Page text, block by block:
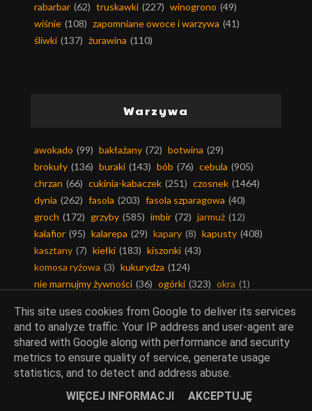
rabarbar (62) truskawki (227) winogrono (49)
wiśnie (108) zapomniane owoce i warzywa (41)
śliwki (137) żurawina (110)
Warzywa
awokado (99) bakłażany (72) botwina (29)
brokuły (136) buraki (143) bób (76) cebula (905)
chrzan (66) cukinia-kabaczek (251) czosnek (1464)
dynia (262) fasola (203) fasola szparagowa (40)
groch (172) grzyby (585) imbir (72) jarmuż (12)
kalafior (95) kalarepa (29) kapary (8) kapusty (408)
kasztany (7) kiełki (183) kiszonki (43)
komosa ryżowa (3) kukurydza (124)
nie marnujmy żywności (36) ogórki (323) okra (1)
plantany (6) pomidory (999) pory (197) rabarbar (62)
rukola (43) rzepa (31) rzodkiewki (43) sałaty (207)
sezam
szparagi (74) szpinak
topinambur (13) trufle warzywa egzotyczne
(251)
zapomniane owoce i warzywa (41) ziemniaki (487)
This site uses cookies from Google to deliver its services
and to analyze traffic. Your IP address and user-agent are
shared with Google along with performance and security
metrics to ensure quality of service, generate usage
statistics, and to detect and address abuse.
WIĘCEJ INFORMACJI
AKCEPTUJĘ